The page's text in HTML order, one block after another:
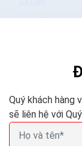
Khi bạn bị hạn
Quý khách hàng
sẽ liên hệ với